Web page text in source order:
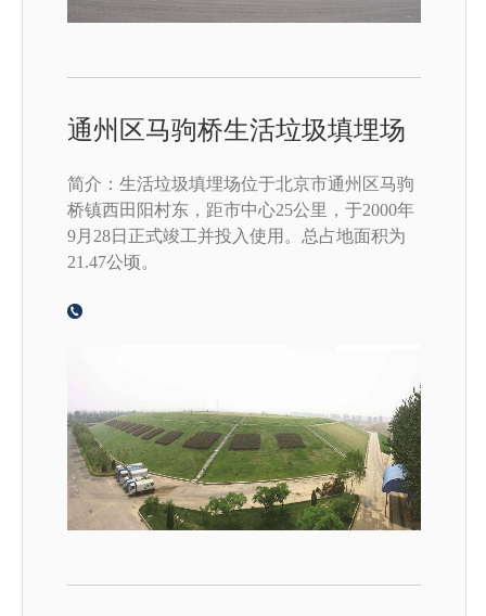
通州区马驹桥生活垃圾填埋场
简介：生活垃圾填埋场位于北京市通州区马驹
桥镇西田阳村东，距市中心25公里，于2000年
9月28日正式竣工并投入使用。总占地面积为
21.47公顷。